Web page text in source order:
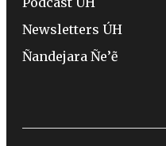
Newsletters ÚH
Ñandejara Ñe’ẽ